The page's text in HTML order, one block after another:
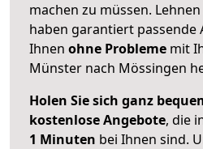
machen zu müssen.
haben garantiert passende
Ihnen ohne Probleme mit
Münster nach Mössingen
Holen Sie sich ganz
kostenlose Angebote, die
1 Minuten bei Ihnen sind.